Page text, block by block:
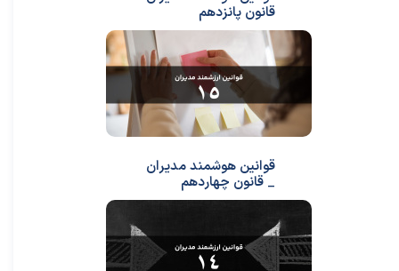
قانون پانزدهم
قوانین هوشمند مدیران
_ قانون چهاردهم